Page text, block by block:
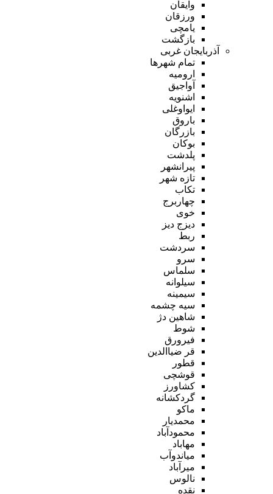
وایقان
ورزقان
یامچی
بازگشت
آذربایجان غربی
تمام شهر‌ها
ارومیه
آواجیق
اشنویه
ایواوغلی
باروق
بازرگان
بوکان
پلدشت
پیرانشهر
تازه شهر
تکاب
چهاربرج
خوی
دیزج دیز
ربط
سردشت
سرو
سلماس
سیلوانه
سیمینه
سیه چشمه
شاهین دژ
شوط
فیرورق
قر ضیاالدین
قطور
قوشچی
کشاورز
گردکشانه
ماکو
محمدیار
محمودآباد
مهاباد
میاندوآب
میرآباد
نالوس
نقده